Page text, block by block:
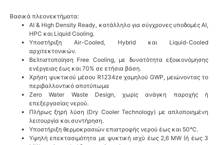
Βασικά πλεονεκτήματα:
AI & High Density Ready, κατάλληλο για σύγχρονες υποδομές AI,
HPC και Liquid Cooling.
Υποστήριξη Air-Cooled, Hybrid και Liquid-Cooled
αρχιτεκτονικών.
Βελτιστοποίηση Free Cooling, με δυνατότητα εξοικονόμησης
ενέργειας έως και 70% σε ετήσια βάση.
Χρήση ψυκτικού μέσου R1234ze χαμηλού GWP, μειώνοντας το
περιβαλλοντικό αποτύπωμα
Zero Water Waste Design, χωρίς ανάγκη παροχής ή
επεξεργασίας νερού.
Πλήρως ξηρή λύση (Dry Cooler Technology) με απλοποιημένη
λειτουργία και συντήρηση.
Υποστήριξη θερμοκρασιών επιστροφής νερού έως και 50°C.
Υψηλή επεκτασιμότητα με ψυκτική ισχύ έως 2,6 MW (ή έως 3